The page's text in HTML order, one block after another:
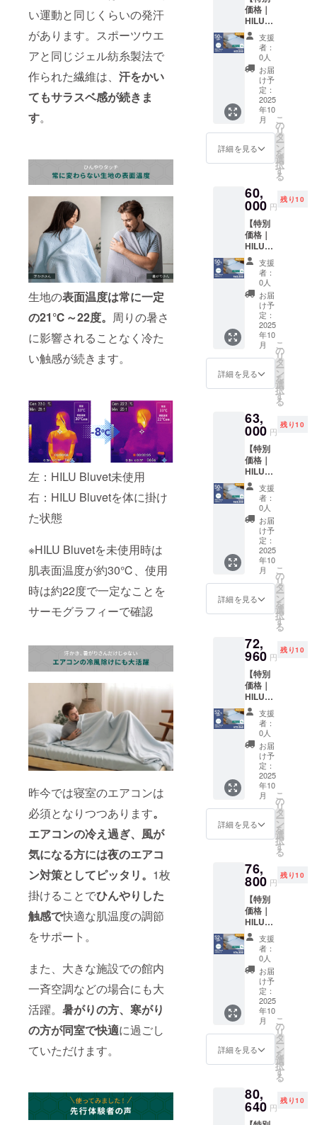
い運動と同じくらいの発汗
があります。スポーツウエ
アと同じジェル紡糸製法で
作られた繊維は、 汗をかい
てもサラスベ感が続きま
す。
生地の表面温度は常に一定
の21℃～22度。 周りの暑さ
に影響されることなく冷た
い触感が続きます。
左：HILU Bluvet未使用
右：HILU Bluvetを体に掛け
た状態
※HILU Bluvetを未使用時は
肌表面温度が約30℃、使用
時は約22度で一定なことを
サーモグラフィーで確認
昨今では寝室のエアコンは
必須となりつつあります。
エアコンの冷え過ぎ、風が
気になる方には夜のエアコ
ン対策としてピッタリ。 1枚
掛けることでひんやりした
触感で快適な肌温度の調節
をサポート。
また、大きな施設での館内
一斉空調などの場合にも大
活躍。 暑がりの方、寒がり
の方が同室で快適に過ごし
ていただけます。
す
ださ
い。 ※
一般販
売予定
価格
80,000
円の
48％OF
F ※記載
の販売
価格に
つきま
して
送料込
みの価
格と
なって
おりま
す
リー ※
本リ
ターン
の購入
は過去
ご支援
いただ
いた方
を対象
として
おりま
す。購
入の
ワード
を記入
してく
ださ
い。 ※
一般販
売予定
価格
84,000
円の
48％OF
F ※記載
の販売
価格に
つきま
して
は、税
みの価
格と
なって
おりま
す
価格｜
HILU
Bluvet
3枚セッ
ト シン
グル】
・HILU
Bluvet
：3枚
色をお
選びく
ださ
い。
色：ヘ
イズブ
アッ
シュグ
レー、
アイボ
リー ※
本リ
ターン
の購入
は過去
ご支援
いただ
いた方
を対象
として
おりま
す。購
入の
ワード
を記入
してく
ださ
い。 ※
一般販
売予定
114,000
円の
50％OF
F ※記載
の販売
価格に
つきま
して
は、税
みの価
格と
なって
おりま
す
支援
者：
0人
お届
け予
定：
2025
年10
月
詳細を見る
こ
の
リ
タ
ー
ン
を
選
択
す
る
60,
000 円
残り10
【特別
価格｜
HILU
Bluvet
3枚セッ
ト セミ
ダブ
ル】 ・
HILU
Bluvet
：3枚
色をお
選びく
ださ
い。
色：ヘ
ルー、
アッ
シュグ
レー、
アイボ
リー ※
本リ
ターン
の購入
は過去
ご支援
いただ
いた方
を対象
として
おりま
す。購
パス
ワード
を記入
してく
ださ
い。 ※
一般販
売予定
価格
120,000
円の
50％OF
F ※記載
の販売
価格に
つきま
して
送料込
みの価
格と
なって
おりま
す
支援
者：
0人
お届
け予
定：
2025
年10
月
詳細を見る
こ
の
リ
タ
ー
ン
を
選
択
す
る
63,
000 円
残り10
【特別
価格｜
HILU
Bluvet
3枚セッ
ト ダブ
ル】 ・
HILU
Bluvet
：3枚
色をお
選びく
ださ
い。
色：ヘ
イズブ
アッ
シュグ
レー、
アイボ
リー ※
本リ
ターン
の購入
は過去
ご支援
いただ
いた方
を対象
として
おりま
す。購
入の
ワード
を記入
してく
ださ
い。 ※
一般販
売予定
価格
126,000
円の
50％OF
F ※記載
の販売
価格に
つきま
して
は、税
みの価
格と
なって
支援
者：
0人
お届
け予
定：
2025
年10
月
詳細を見る
こ
の
リ
タ
ー
ン
を
選
択
す
る
72,
960 円
残り10
【特別
価格｜
HILU
Bluvet
4枚セッ
ト シン
グル】
・HILU
Bluvet
：4枚
色をお
選びく
ださ
い。
色：ヘ
イズブ
アッ
シュグ
レー、
アイボ
リー ※
一般販
売予定
価格
152,000
円の
52％OF
F ※記載
の販売
価格に
つきま
して
は、税
みの価
格と
なって
支援
者：
0人
お届
け予
定：
2025
年10
月
詳細を見る
こ
の
リ
タ
ー
ン
を
選
択
す
る
76,
800 円
残り10
【特別
価格｜
HILU
Bluvet
4枚セッ
ト セミ
ダブ
ル】 ・
HILU
Bluvet
：4枚
色をお
選びく
ださ
い。
色：ヘ
ルー、
アッ
シュグ
支援
者：
0人
お届
け予
定：
2025
年10
月
詳細を見る
こ
の
リ
タ
ー
ン
を
選
択
す
る
80,
640 円
残り10